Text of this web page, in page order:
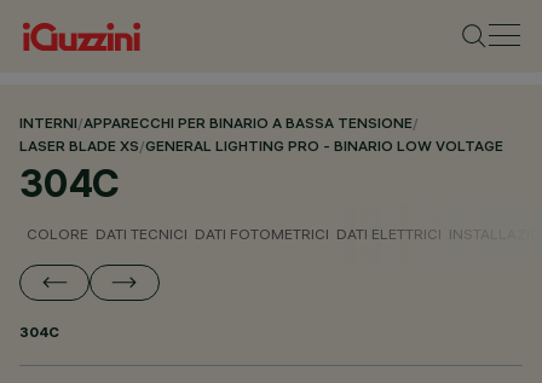
INTERNI/APPARECCHI PER BINARIO A BASSA TENSIONE/
LASER BLADE XS/GENERAL LIGHTING PRO - BINARIO LOW VOLTAGE
304C
COLORE DATI TECNICI DATI FOTOMETRICI DATI ELETTRICI
304C